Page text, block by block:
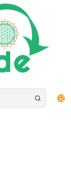
de Santiago